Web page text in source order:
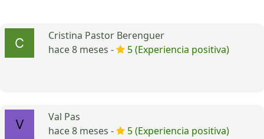
Cristina Pastor Berenguer
hace 8 meses -
5 (Experiencia positiva)
Val Pas
hace 8 meses -
5 (Experiencia positiva)